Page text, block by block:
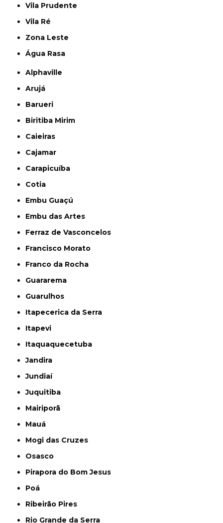
Vila Prudente
Vila Ré
Zona Leste
Água Rasa
Alphaville
Arujá
Barueri
Biritiba Mirim
Caieiras
Cajamar
Carapicuíba
Cotia
Embu Guaçú
Embu das Artes
Ferraz de Vasconcelos
Francisco Morato
Franco da Rocha
Guararema
Guarulhos
Itapecerica da Serra
Itapevi
Itaquaquecetuba
Jandira
Jundiaí
Juquitiba
Mairiporã
Mauá
Mogi das Cruzes
Osasco
Pirapora do Bom Jesus
Poá
Ribeirão Pires
Rio Grande da Serra